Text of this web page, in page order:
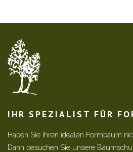
IHR SPEZIALIST FÜR
Haben Sie Ihren idealen Formbaum
Dann besuchen Sie unsere